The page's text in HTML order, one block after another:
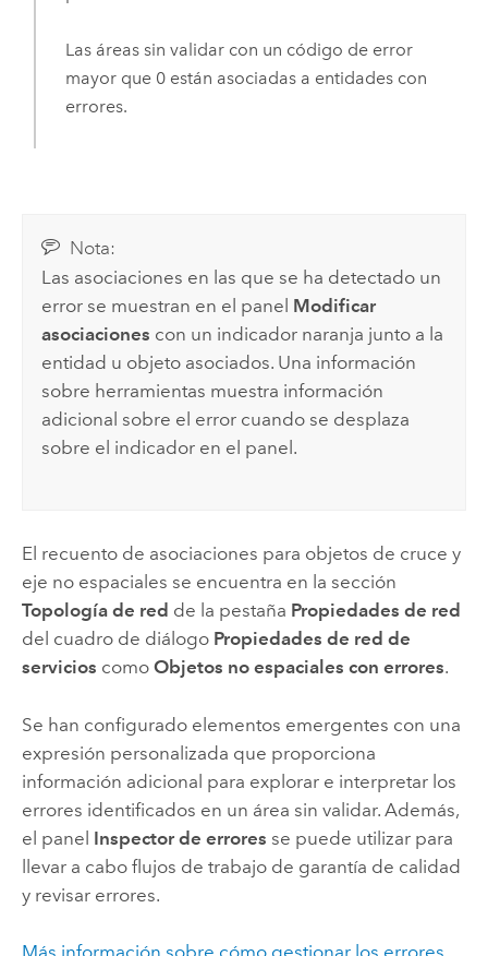
Las áreas sin validar con un código de error
mayor que 0 están asociadas a entidades con
errores.
Nota:
Las asociaciones en las que se ha detectado un
error se muestran en el panel Modificar
asociaciones con un indicador naranja junto a la
entidad u objeto asociados. Una información
sobre herramientas muestra información
adicional sobre el error cuando se desplaza
sobre el indicador en el panel.
El recuento de asociaciones para objetos de cruce y
eje no espaciales se encuentra en la sección
Topología de red de la pestaña Propiedades de red
del cuadro de diálogo Propiedades de red de
servicios como Objetos no espaciales con errores.
Se han configurado elementos emergentes con una
expresión personalizada que proporciona
información adicional para explorar e interpretar los
errores identificados en un área sin validar. Además,
el panel Inspector de errores se puede utilizar para
llevar a cabo flujos de trabajo de garantía de calidad
y revisar errores.
Más información sobre cómo gestionar los errores